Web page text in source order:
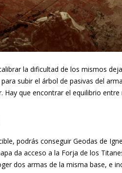
la dificultad de los mismos
subir el árbol de pasivas del
Hay que encontrar el equilibrio
podrás conseguir Geodas de
da acceso a la Forja de los
dos armas de la misma base, e